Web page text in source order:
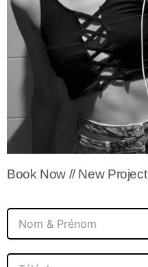
Book Now // New Project